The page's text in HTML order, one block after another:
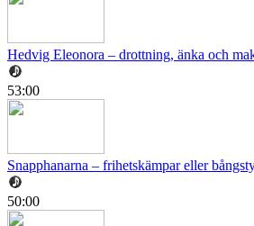
Hedvig Eleonora – drottning, änka och
53:00
Snapphanarna – frihetskämpar eller
50:00